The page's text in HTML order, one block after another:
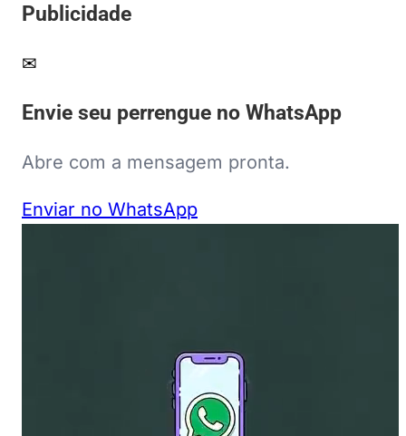
Publicidade
✉
Envie seu perrengue no WhatsApp
Abre com a mensagem pronta.
Enviar no WhatsApp